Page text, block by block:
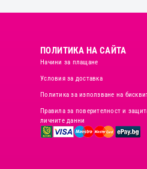
ПОЛИТИКА НА САЙТА
Начини за плащане
Условия за доставка
Политика за използване на
Правила за поверителност и
личните данни